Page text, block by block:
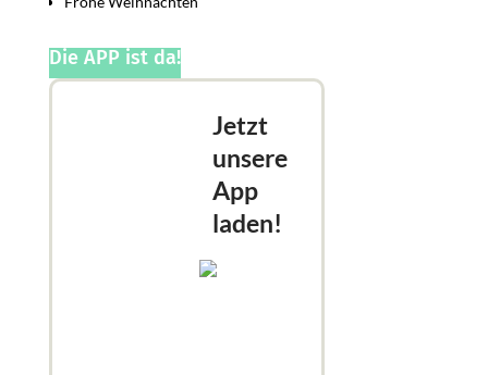
Die APP ist da!
Jetzt
unsere
App
laden!